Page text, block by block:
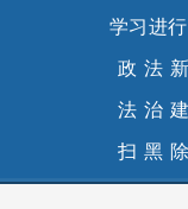
学习进
政法
法治
扫黑